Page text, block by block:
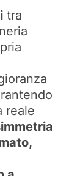
tra
reale